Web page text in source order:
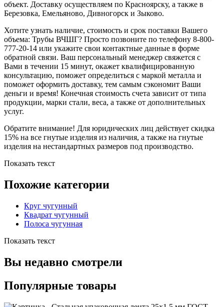
объект. Доставку осуществляем по Красноярску, а также в
Березовка, Емельяново, Дивногорск и Зыково.
Хотите узнать наличие, стоимость и срок поставки Вашего
объема: Трубы ВЧШГ? Просто позвоните по телефону 8-800-
777-20-14 или укажите свои контактные данные в форме
обратной связи. Ваш персональный менеджер свяжется с
Вами в течении 15 минут, окажет квалифицированную
консультацию, поможет определиться с маркой металла и
поможет оформить доставку, тем самым сэкономит Ваши
деньги и время! Конечная стоимость счета зависит от типа
продукции, марки стали, веса, а также от дополнительных
услуг.
Обратите внимание! Для юридических лиц действует скидка
15% на все гнутые изделия из наличия, а также на гнутые
изделия на нестандартных размеров под производство.
Показать текст
Похожие категории
Круг чугунный
Квадрат чугунный
Полоса чугунная
Показать текст
Вы недавно смотрели
Популярные товары